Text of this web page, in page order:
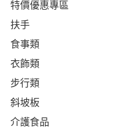
特價優惠專區
扶手
食事類
衣飾類
步行類
斜坡板
介護食品